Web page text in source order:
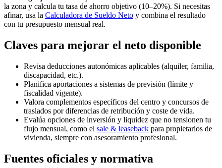
la zona y calcula tu tasa de ahorro objetivo (10–20%). Si necesitas
afinar, usa la Calculadora de Sueldo Neto y combina el resultado
con tu presupuesto mensual real.
Claves para mejorar el neto disponible
Revisa deducciones autonómicas aplicables (alquiler, familia,
discapacidad, etc.).
Planifica aportaciones a sistemas de previsión (límite y
fiscalidad vigente).
Valora complementos específicos del centro y concursos de
traslados por diferencias de retribución y coste de vida.
Evalúa opciones de inversión y liquidez que no tensionen tu
flujo mensual, como el sale & leaseback para propietarios de
vivienda, siempre con asesoramiento profesional.
Fuentes oficiales y normativa